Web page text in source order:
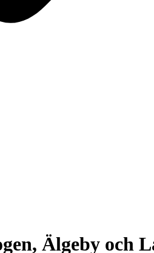
Älgeby och